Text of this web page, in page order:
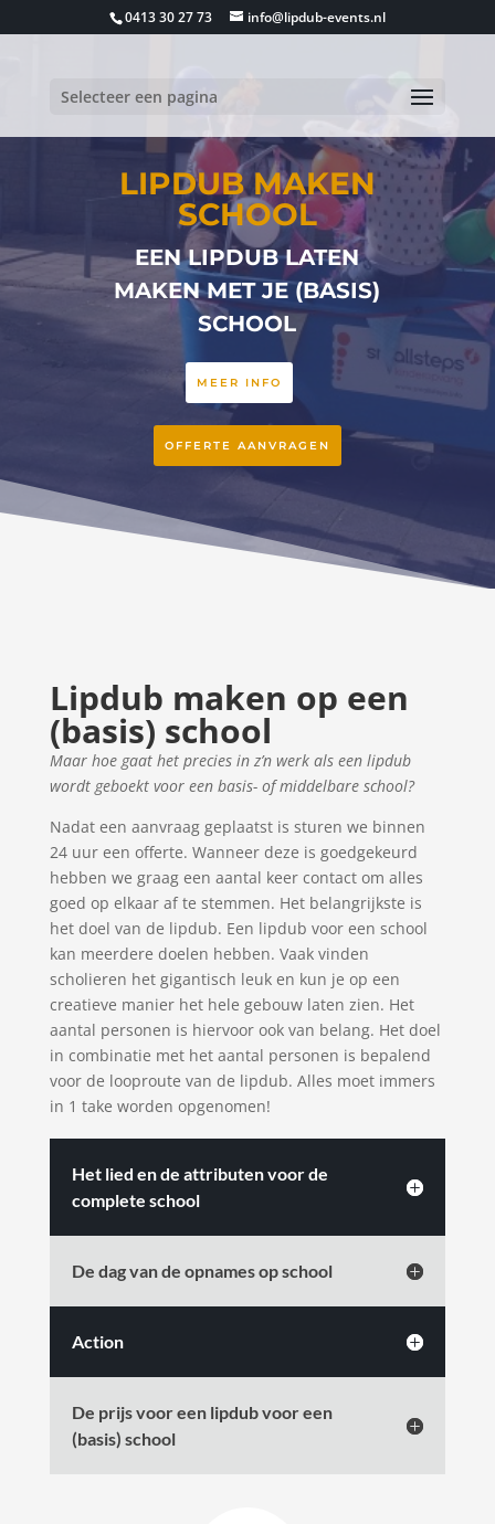
0413 30 27 73 info@lipdub-events.nl
Selecteer een pagina
LIPDUB MAKEN
SCHOOL
EEN LIPDUB LATEN
MAKEN MET JE (BASIS)
SCHOOL
MEER INFO
OFFERTE AANVRAGEN
Lipdub maken op een
(basis) school
Maar hoe gaat het precies in z’n werk als een lipdub
wordt geboekt voor een basis- of middelbare school?
Nadat een aanvraag geplaatst is sturen we binnen
24 uur een offerte. Wanneer deze is goedgekeurd
hebben we graag een aantal keer contact om alles
goed op elkaar af te stemmen. Het belangrijkste is
het doel van de lipdub. Een lipdub voor een school
kan meerdere doelen hebben. Vaak vinden
scholieren het gigantisch leuk en kun je op een
creatieve manier het hele gebouw laten zien. Het
aantal personen is hiervoor ook van belang. Het doel
in combinatie met het aantal personen is bepalend
voor de looproute van de lipdub. Alles moet immers
in 1 take worden opgenomen!
Het lied en de attributen voor de
complete school
De dag van de opnames op school
Action
De prijs voor een lipdub voor een
(basis) school